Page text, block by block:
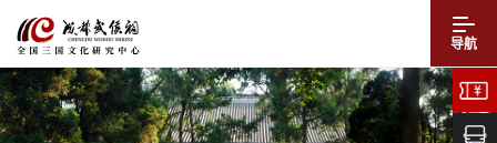
导航